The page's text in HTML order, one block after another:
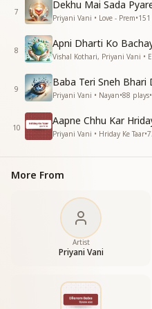
7
Dekhu Mai Sada
Priyani Vani • Love - Prem•151
8
Apni Dharti Ko
Vishal Kothari, Priyani Vani •
9
Baba Teri Sneh Bhari
Priyani Vani • Nayan•88 plays•
10
Aapne Chhu Kar
Priyani Vani • Hriday Ke Taar•
More From
Artist
Priyani Vani